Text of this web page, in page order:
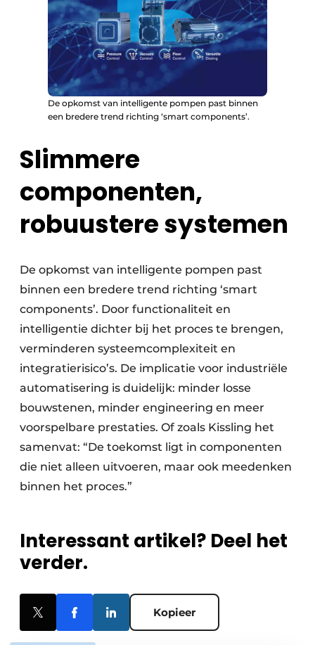
De opkomst van intelligente pompen past binnen
een bredere trend richting ‘smart components’.
Slimmere
componenten,
robuustere systemen
De opkomst van intelligente pompen past
binnen een bredere trend richting ‘smart
components’. Door functionaliteit en
intelligentie dichter bij het proces te brengen,
verminderen systeemcomplexiteit en
integratierisico’s. De implicatie voor industriële
automatisering is duidelijk: minder losse
bouwstenen, minder engineering en meer
voorspelbare prestaties. Of zoals Kissling het
samenvat: “De toekomst ligt in componenten
die niet alleen uitvoeren, maar ook meedenken
binnen het proces.”
Interessant artikel? Deel het
verder.
Kopieer